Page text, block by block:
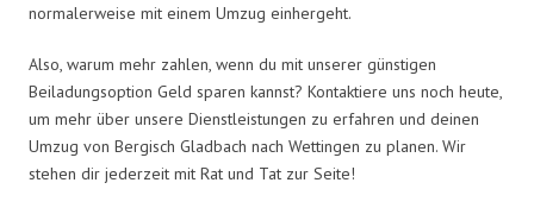
normalerweise mit einem Umzug einhergeht.
Also, warum mehr zahlen, wenn du mit unserer günstigen
Beiladungsoption Geld sparen kannst? Kontaktiere uns noch heute,
um mehr über unsere Dienstleistungen zu erfahren und deinen
Umzug von Bergisch Gladbach nach Wettingen zu planen. Wir
stehen dir jederzeit mit Rat und Tat zur Seite!